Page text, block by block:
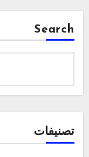
Search
تصنيفات